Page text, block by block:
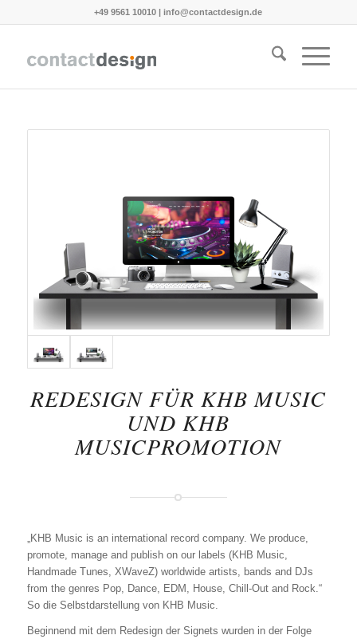
+49 9561 10010 |info@contactdesign.de
REDESIGN FÜR KHB MUSIC
UND KHB
MUSICPROMOTION
„KHB Music is an international record company. We produce,
promote, manage and publish on our labels (KHB Music,
Handmade Tunes, XWaveZ) worldwide artists, bands and DJs
from the genres Pop, Dance, EDM, House, Chill-Out and Rock.“
So die Selbstdarstellung von KHB Music.
Beginnend mit dem Redesign der Signets wurden in der Folge